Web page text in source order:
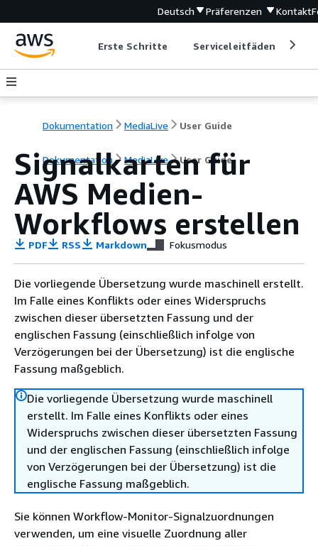
Deutsch Präferenzen Kontakt
Erste Schritte Serviceleitfäden
Dokumentation MediaLive User Guide
Dokumentation MediaLive User Guide
Signalkarten für
AWS Medien-
Workflows erstellen
PDF RSS Markdown Fokusmodus
Die vorliegende Übersetzung wurde maschinell erstellt.
Im Falle eines Konflikts oder eines Widerspruchs
zwischen dieser übersetzten Fassung und der
englischen Fassung (einschließlich infolge von
Verzögerungen bei der Übersetzung) ist die englische
Fassung maßgeblich.
Die vorliegende Übersetzung wurde maschinell
erstellt. Im Falle eines Konflikts oder eines
Widerspruchs zwischen dieser übersetzten Fassung
und der englischen Fassung (einschließlich infolge
von Verzögerungen bei der Übersetzung) ist die
englische Fassung maßgeblich.
Sie können Workflow-Monitor-Signalzuordnungen
verwenden, um eine visuelle Zuordnung aller